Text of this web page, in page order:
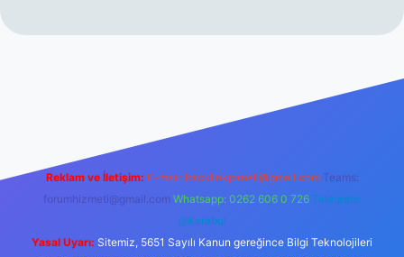
Reklam ve İletişim: E-mail: backlinkpaneli@gmail.com Teams:
forumhizmeti@gmail.com Whatsapp: 0262 606 0 726 Telegram:
@karabul
Yasal Uyarı: Sitemiz, 5651 Sayılı Kanun gereğince Bilgi Teknolojileri